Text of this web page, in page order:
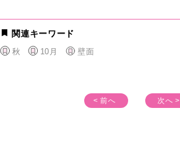
関連キーワード
秋 10月 壁面
< 前へ 次へ >